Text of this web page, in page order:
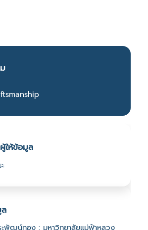
ห้ข้อมูล
ฒน์ทอง : มหาวิทยาลัยแม่ฟ้าหลวง